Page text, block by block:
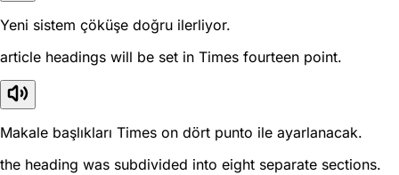
Yeni sistem çöküşe doğru ilerliyor.
article headings will be set in Times fourteen point.
Makale başlıkları Times on dört punto ile ayarlanacak.
the heading was subdivided into eight separate sections.